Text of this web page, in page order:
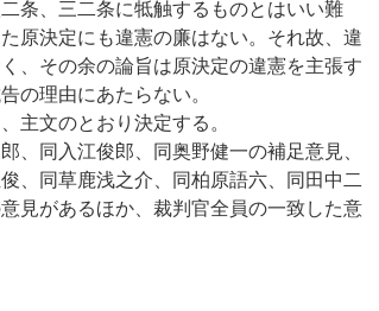
条、三二条に牴触するものとはいい難
原決定にも違憲の廉はない。それ故、違
、その余の論旨は原決定の違憲を主張す
の理由にあたらない。
主文のとおり決定する。
、同入江俊郎、同奥野健一の補足意見、
、同草鹿浅之介、同柏原語六、同田中二
見があるほか、裁判官全員の一致した意